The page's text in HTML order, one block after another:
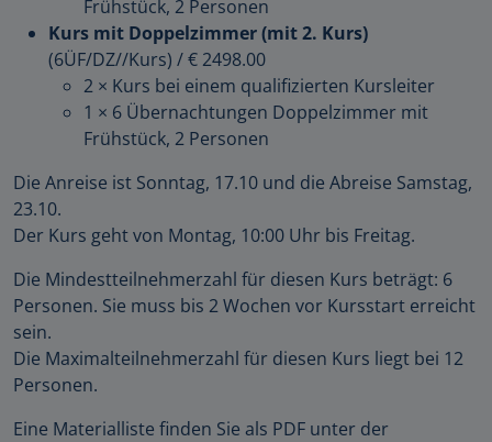
Frühstück, 2 Personen
Kurs mit Doppelzimmer (mit 2. Kurs)
(6ÜF/DZ//Kurs) /€ 2498.00
2 × Kurs bei einem qualifizierten Kursleiter
1 × 6 Übernachtungen Doppelzimmer mit
Frühstück, 2 Personen
Die Anreise ist Sonntag, 17.10 und die Abreise Samstag,
23.10.
Der Kurs geht von Montag, 10:00 Uhr bis Freitag.
Die Mindestteilnehmerzahl für diesen Kurs beträgt: 6
Personen. Sie muss bis 2 Wochen vor Kursstart erreicht
sein.
Die Maximalteilnehmerzahl für diesen Kurs liegt bei 12
Personen.
Eine Materialliste finden Sie als PDF unter der